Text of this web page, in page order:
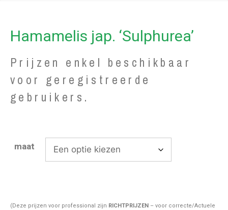
Hamamelis jap. ‘Sulphurea’
Prijzen enkel beschikbaar
voor geregistreerde
gebruikers.
maat
(Deze prijzen voor professional zijn RICHTPRIJZEN – voor correcte/Actuele